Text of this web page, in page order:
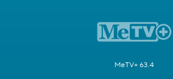
MeTV+ 63.4